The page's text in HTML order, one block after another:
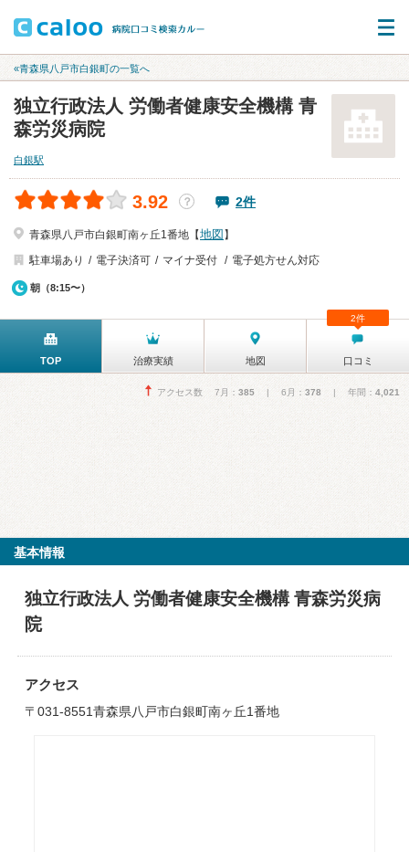
«青森県八戸市白銀町の一覧へ
独立行政法人 労働者健康安全機構 青
森労災病院
白銀駅
3.92 ？ 2件
青森県八戸市白銀町南ヶ丘1番地【地図 】
駐車場あり
電子決済可 マイナ受付 電子処方せん対応
朝（8:15〜）
TOP 治療実績 地図 口コミ
2件
アクセス数 7月： 385 | 6月： 378 | 年間： 4,021
基本情報
独立行政法人 労働者健康安全機構 青森労災病
院
アクセス
〒031-8551青森県八戸市白銀町南ヶ丘1番地